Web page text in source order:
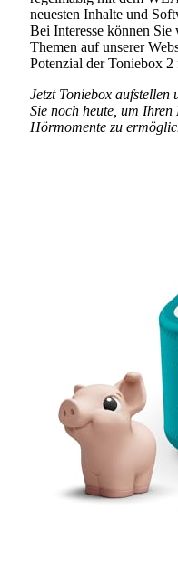
neuesten Inhalte und
Bei Interesse können
Themen auf unserer
Potenzial der Toniebox
Jetzt Toniebox
Sie noch heute, um
Hörmomente zu